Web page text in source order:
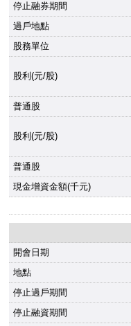
停止融券期間
過戶地點
股務單位
股利(元/股)
普通股
股利(元/股)
普通股
現金增資金額(千元)
開會日期
地點
停止過戶期間
停止融資期間